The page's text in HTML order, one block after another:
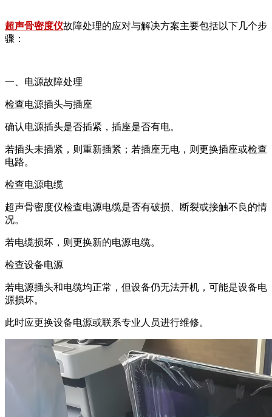
超声骨密度仪故障处理的应对与解决方案主要包括以下几个步
骤：
一、电源故障处理
检查电源插头与插座
确认电源插头是否插紧，插座是否有电。
若插头未插紧，则重新插紧；若插座无电，则更换插座或检查
电路。
检查电源电缆
超声骨密度仪检查电源电缆是否有破损、断裂或接触不良的情
况。
若电缆损坏，则更换新的电源电缆。
检查设备电源
若电源插头和电缆均正常，但设备仍无法开机，可能是设备电
源损坏。
此时应更换设备电源或联系专业人员进行维修。